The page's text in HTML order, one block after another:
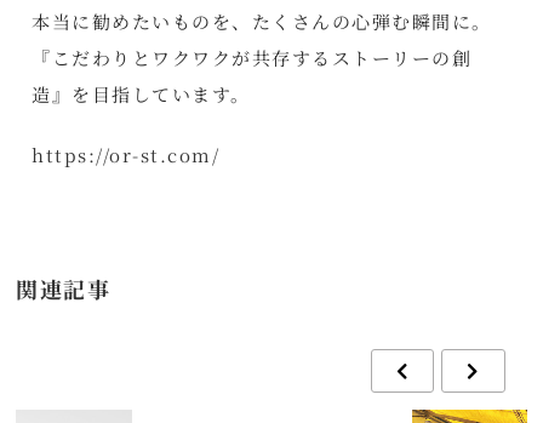
本当に勧めたいものを、たくさんの心弾む瞬間に。
『こだわりとワクワクが共存するストーリーの創
造』を目指しています。
https://or-st.com/
関連記事